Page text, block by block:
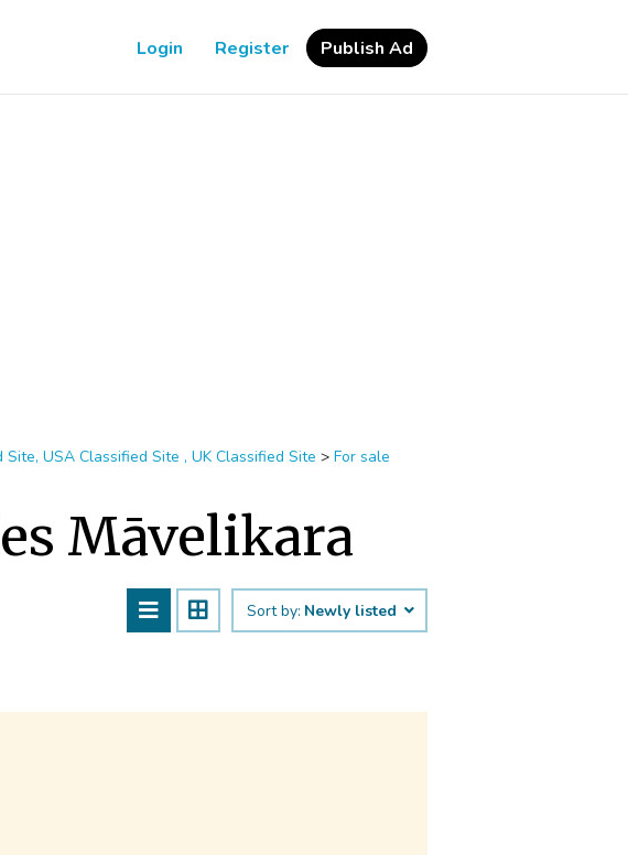
Login Register Publish Ad
USA Classified Site , UK Classified Site > For sale
Māvelikara
Sort by: Newly listed